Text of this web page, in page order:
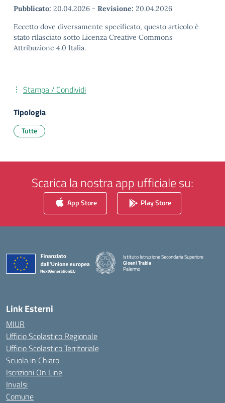
Pubblicato: 20.04.2026 - Revisione: 20.04.2026
Eccetto dove diversamente specificato, questo articolo è
stato rilasciato sotto Licenza Creative Commons
Attribuzione 4.0 Italia.
Stampa / Condividi
Tipologia
Tutte
Scarica la nostra app ufficiale su:
App Store Play Store
Istituto Istruzione Secondaria Superiore
Gioeni Trabia
Palermo
Link Esterni
MIUR
Ufficio Scolastico Regionale
Ufficio Scolastico Territoriale
Scuola in Chiaro
Iscrizioni On Line
Invalsi
Comune